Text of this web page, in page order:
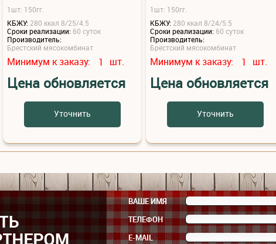
1шт: 150гг.
КБЖУ: 280 ккал 8/25/4.5
Сроки реализации: 60 суток
Производитель:
Брестский мясокомбинат
Минимум к заказу: 1 шт.
Цена обновляется
Уточнить
1шт: 150гг.
КБЖУ: 280 ккал 8/24/5.5
Сроки реализации: 60 суток
Производитель:
Брестский мясокомбинат
Минимум к заказу: 1 шт.
Цена обновляется
Уточнить
ВАШЕ ИМЯ
ТЕЛЕФОН
E-MAIL